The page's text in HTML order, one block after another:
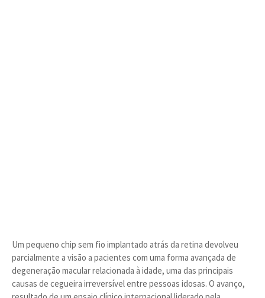
Um pequeno chip sem fio implantado atrás da retina devolveu
parcialmente a visão a pacientes com uma forma avançada de
degeneração macular relacionada à idade, uma das principais
causas de cegueira irreversível entre pessoas idosas. O avanço,